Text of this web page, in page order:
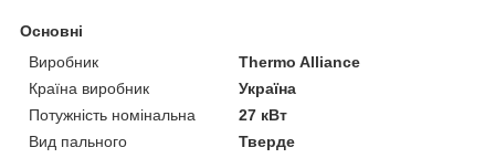
Основні
Виробник
Thermo Alliance
Країна виробник
Україна
Потужність номінальна
27 кВт
Вид пального
Тверде